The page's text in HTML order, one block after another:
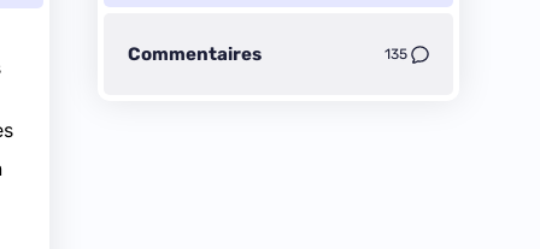
Commentaires 135